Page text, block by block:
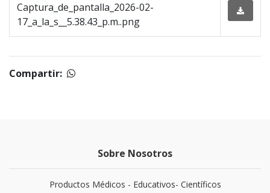
Captura_de_pantalla_2026-02-
17_a_la_s__5.38.43_p.m..png
Compartir:
Sobre Nosotros
Productos Médicos - Educativos- Científicos